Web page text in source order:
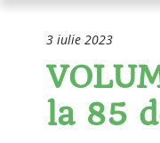
3 iulie 2023
la 85